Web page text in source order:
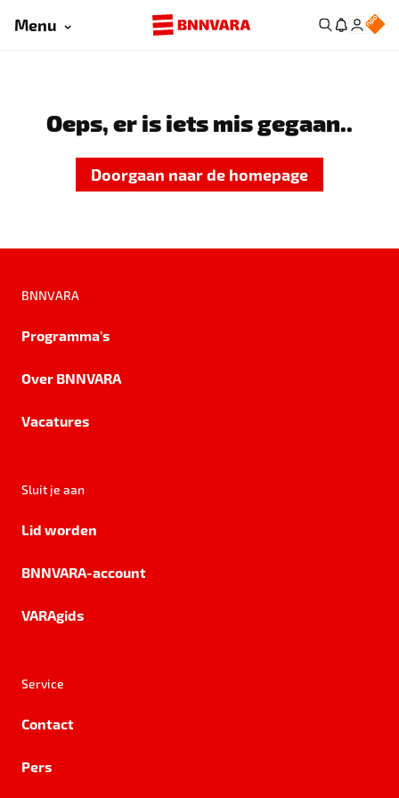
Menu
Oeps, er is iets mis gegaan..
Doorgaan naar de homepage
BNNVARA
Programma's
Over BNNVARA
Vacatures
Sluit je aan
Lid worden
BNNVARA-account
VARAgids
Service
Contact
Pers